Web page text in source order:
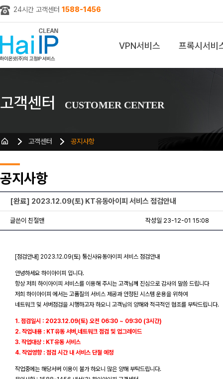
24시간 고객센터 1588-1456
VPN서비스 프록시서비
고객센터 CUSTOMER CENTER
고객센터 공지사항
공지사항
[완료] 2023.12.09(토) KT유동아이피 서비스 점검안내
글쓴이 친절맨 작성일 23-12-01 15:08
[점검안내] 2023.12.09(토) 통신사유동아이피 서비스 점검안내
안녕하세요 하이아이피 입니다.
항상 저희 하이아이피 서비스를 이용해 주시는 고객님께 진심으로 감사의 말씀 드립니다
저희 하이아이피 에서는 고품질의 서비스 제공과 안정된 시스템 운용을 위하여
네트워크 및 서버점검을 시행하고자 하오니 고객님의 양해와 적극적인 협조를 부탁드립니다.
1. 점검일시 : 2023.12.09(토) 오전 06:30 ~ 09:30 (3시간)
2. 작업내용 : KT유동 서버,네트워크 점검 및 업그레이드
3. 작업대상 : KT유동 서비스
4. 작업영향 : 점검 시간 내 서비스 단절 예정
작업중에는 해당서버 이용이 불가 하오니 많은 양해 부탁드립니다.